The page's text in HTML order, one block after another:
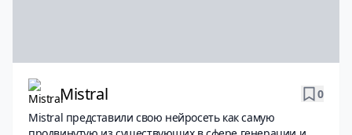
Mistral
0
Mistral представили свою нейросеть как самую